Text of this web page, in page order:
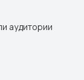
аудитории